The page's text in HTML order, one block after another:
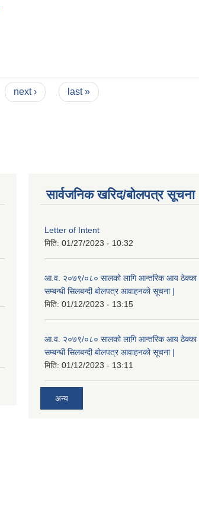
next › last »
सार्वजनिक खरिद/बोलपत्र सूचना
Letter of Intent
मिति: 01/27/2023 - 10:32
आ.व. २०७९/०८० सालको लागि आन्तरिक आय ठेक्का
सम्बन्धी सिलबन्दी बोलपत्र आवाहनको सूचना |
मिति: 01/12/2023 - 13:15
आ.व. २०७९/०८० सालको लागि आन्तरिक आय ठेक्का
सम्बन्धी सिलबन्दी बोलपत्र आवाहनको सूचना |
मिति: 01/12/2023 - 13:11
अन्य